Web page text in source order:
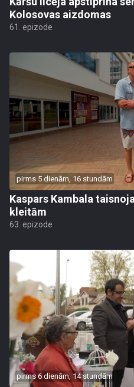
Kolosovas aizdomas
61. epizode
pirms 5 dienām, 16 stundām
Kaspars Kambala
kleitām
63. epizode
pirms 6 dienām, 14 stundām